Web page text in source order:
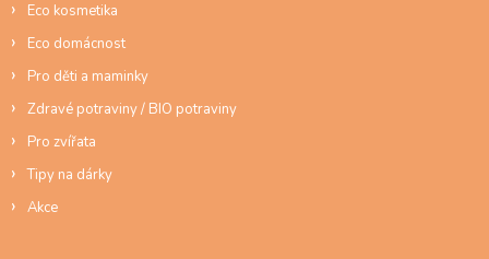
Eco kosmetika
Eco domácnost
Pro děti a maminky
Zdravé potraviny / BIO potraviny
Pro zvířata
Tipy na dárky
Akce